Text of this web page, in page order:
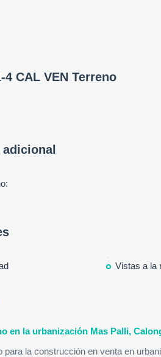
4 CAL VEN Terreno
Vistas a la
en la urbanización Mas Palli,
para la construcción en venta en